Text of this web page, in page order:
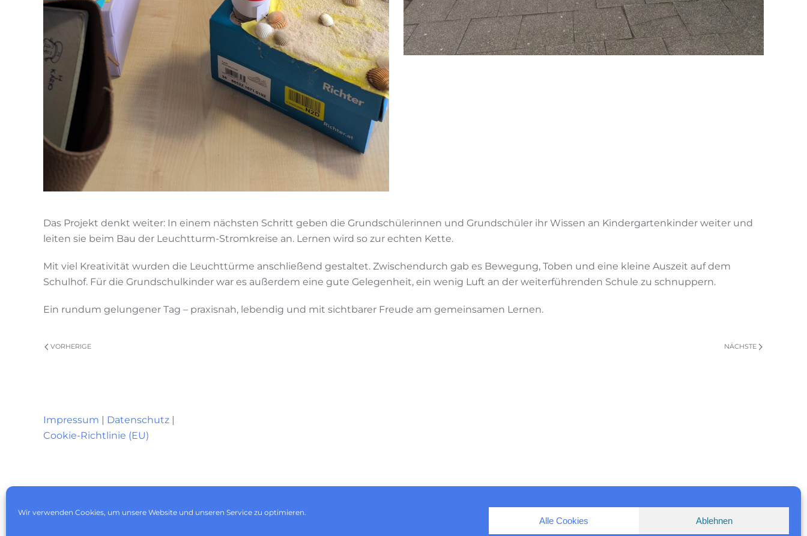
Wir verwenden Cookies, um unsere Website und unseren Service zu optimieren.
Alle Cookies Ablehnen
Das Projekt denkt weiter: In einem nächsten Schritt geben die Grundschülerinnen und Grundschüler ihr Wissen an Kindergartenkinder weiter und
leiten sie beim Bau der Leuchtturm-Stromkreise an. Lernen wird so zur echten Kette.
Mit viel Kreativität wurden die Leuchttürme anschließend gestaltet. Zwischendurch gab es Bewegung, Toben und eine kleine Auszeit auf dem
Schulhof. Für die Grundschulkinder war es außerdem eine gute Gelegenheit, ein wenig Luft an der weiterführenden Schule zu schnuppern.
Ein rundum gelungener Tag – praxisnah, lebendig und mit sichtbarer Freude am gemeinsamen Lernen.
VORHERIGE NÄCHSTE
Impressum | Datenschutz |
Cookie-Richtlinie (EU)